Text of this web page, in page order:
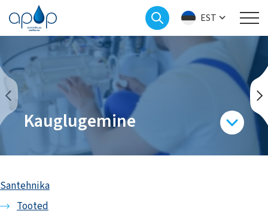
EST
Kauglugemine
Santehnika
Tooted